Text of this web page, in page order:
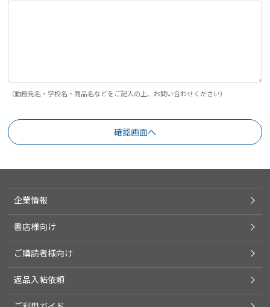
（勤務先名・学校名・商品名などをご記入の上、お問い合わせください）
企業情報
書店様向け
ご購読者様向け
返品入帖依頼